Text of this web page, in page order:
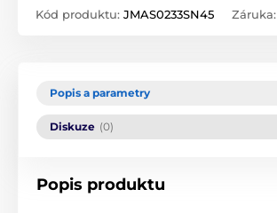
Kód produktu: JMAS0233SN45 Záruka:
Popis a parametry
Diskuze (0)
Popis produktu